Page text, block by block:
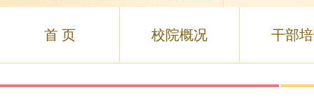
首 页 校院概况 干部